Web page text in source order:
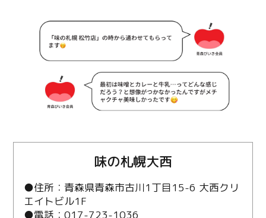
味の札幌大西
●住所：青森県青森市古川1丁目15-6 大西クリ
エイトビル1F
●電話：017-723-1036